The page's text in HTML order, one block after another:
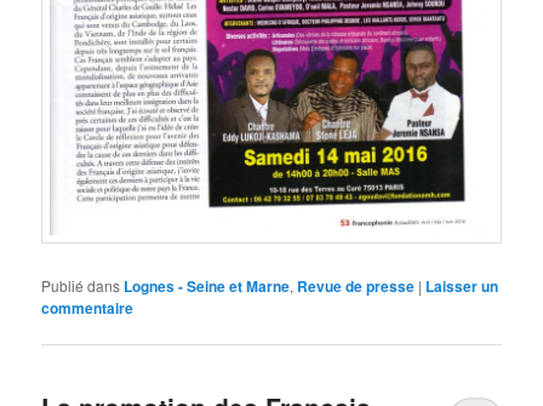
Publié dans Lognes - Seine et Marne, Revue de presse | Laisser un
commentaire